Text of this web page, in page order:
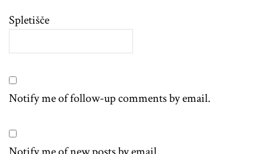
Spletišče
Notify me of follow-up comments by email.